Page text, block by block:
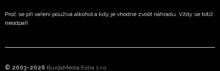
Proč se při vaření používá alkohol a kdy je vhodné zvolit náhradu. Vždy se totiž
neodpaří
© 2003-2026 BurdaMedia Extra s.r.o.